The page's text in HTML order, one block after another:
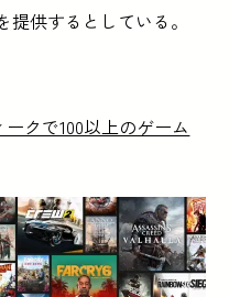
供するとしている。
クで100以上のゲーム